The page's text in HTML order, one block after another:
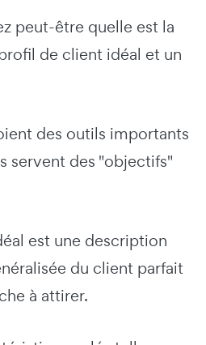
peut-être quelle est la
de client idéal et un
des outils importants
servent des "objectifs"
est une description
du client parfait
à attirer.